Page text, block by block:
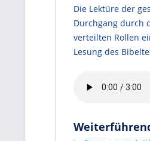
Die Lektüre der
Durchgang durch
verteilten Rollen
Lesung des